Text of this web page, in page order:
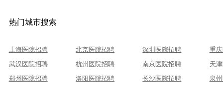
热门城市搜索
上海医院招聘 北京医院招聘 深圳医院招聘
重
武汉医院招聘
杭州医院招聘 南京医院招聘
天
郑州医院招聘
洛阳医院招聘 长沙医院招聘 泉